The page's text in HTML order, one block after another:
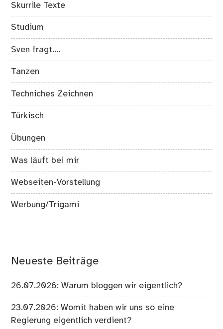
Skurrile Texte
Studium
Sven fragt….
Tanzen
Techniches Zeichnen
Türkisch
Übungen
Was läuft bei mir
Webseiten-Vorstellung
Werbung/Trigami
Neueste Beiträge
26.07.2026: Warum bloggen wir eigentlich?
23.07.2026: Womit haben wir uns so eine
Regierung eigentlich verdient?